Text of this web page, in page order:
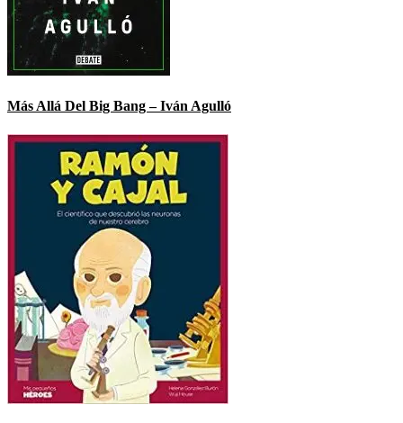
Más Allá Del Big Bang – Iván Agulló